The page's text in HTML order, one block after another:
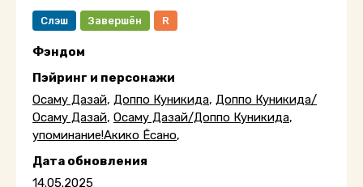
Слэш Завершён R
Фэндом
Пэйринг и персонажи
Осаму Дазай, Доппо Куникида, Доппо Куникида/
Осаму Дазай, Осаму Дазай/Доппо Куникида,
упоминание!Акико Ёсано,
Дата обновления
14.05.2025